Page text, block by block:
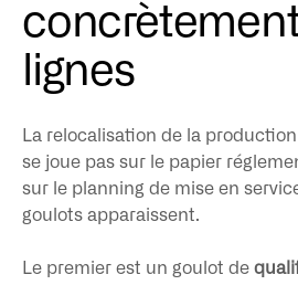
lignes
La relocalisation de la
se joue pas sur le papier
sur le planning de mise en
goulots apparaissent.
Le premier est un goulot de